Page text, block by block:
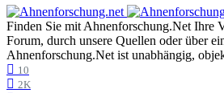
Finden Sie mit Ahnenforschung.Net Ihre
Forum, durch unsere Quellen oder über
Ahnenforschung.Net ist unabhängig,
10
2K